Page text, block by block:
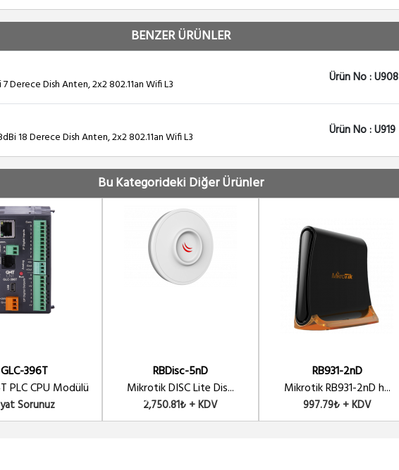
BENZER ÜRÜNLER
Derece Dish Anten, 2x2 802.11an Wifi L3
Ürün No : U908
18 Derece Dish Anten, 2x2 802.11an Wifi L3
Ürün No : U919
Bu Kategorideki Diğer Ürünler
GLC-396T
PLC CPU Modülü
Sorunuz
RBDisc-5nD
Mikrotik DISC Lite Dis...
2,750.81₺ + KDV
RB931-2nD
Mikrotik RB931-2nD h...
997.79₺ + KDV